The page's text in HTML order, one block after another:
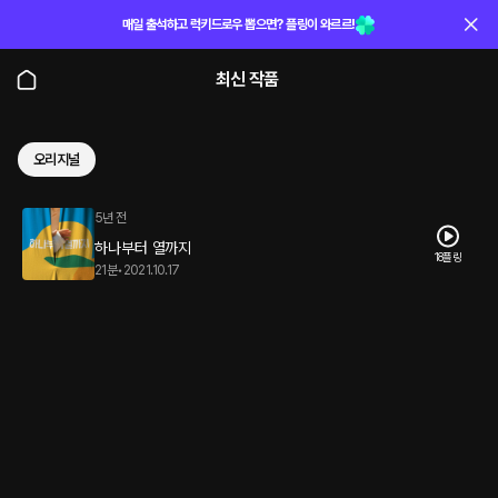
매일 출석하고 럭키드로우 뽑으면? 플링이 와르르!
최신 작품
오리지널
5년 전
하나부터 열까지
21분• 2021.10.17
18플링